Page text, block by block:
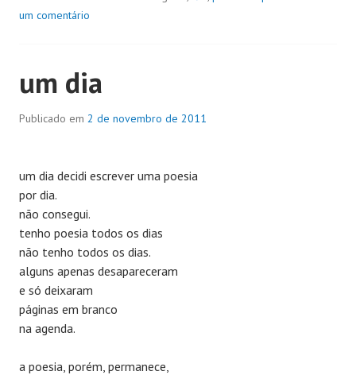
um comentário
um dia
Publicado em 2 de novembro de 2011
um dia decidi escrever uma poesia
por dia.
não consegui.
tenho poesia todos os dias
não tenho todos os dias.
alguns apenas desapareceram
e só deixaram
páginas em branco
na agenda.
a poesia, porém, permanece,